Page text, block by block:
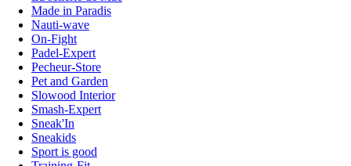
Made in Paradis
Nauti-wave
On-Fight
Padel-Expert
Pecheur-Store
Pet and Garden
Slowood Interior
Smash-Expert
Sneak'In
Sneakids
Sport is good